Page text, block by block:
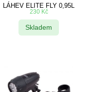
LÁHEV ELITE FLY 0,95L
230 Kč
Skladem